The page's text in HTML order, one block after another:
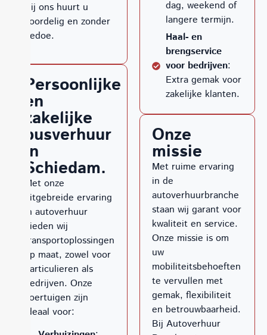
Bij ons huurt u
voordelig en zonder
gedoe.
Persoonlijke
en
zakelijke
busverhuur
in
Schiedam.
Met onze
uitgebreide ervaring
in autoverhuur
bieden wij
transportoplossingen
op maat, zowel voor
particulieren als
bedrijven. Onze
voertuigen zijn
ideaal voor:
dag, weekend of
langere termijn.
Haal- en
brengservice
voor bedrijven:
Extra gemak voor
zakelijke klanten.
Onze
missie
Met ruime ervaring
in de
autoverhuurbranche
staan wij garant voor
kwaliteit en service.
Onze missie is om
uw
mobiliteitsbehoeften
te vervullen met
gemak, flexibiliteit
en betrouwbaarheid.
Bij Autoverhuur